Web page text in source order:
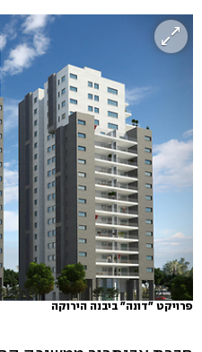
פרויקט "דונה" ביבנה הירוקה